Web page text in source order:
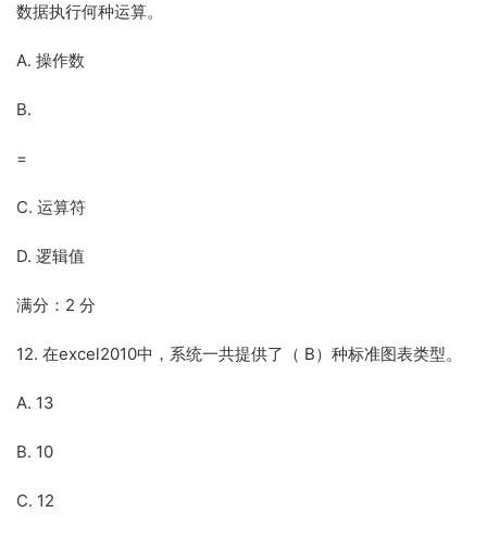
数据执行何种运算。
A. 操作数
B.
=
C. 运算符
D. 逻辑值
满分：2 分
12. 在excel2010中，系统一共提供了（ B）种标准图表类型。
A. 13
B. 10
C. 12